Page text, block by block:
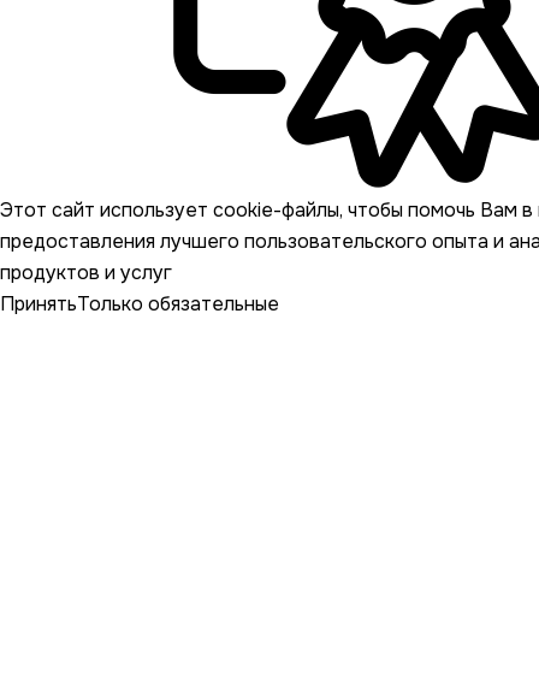
Этот сайт использует cookie-файлы, чтобы помочь Вам в
предоставления лучшего пользовательского опыта и
продуктов и услуг
ПринятьТолько обязательные